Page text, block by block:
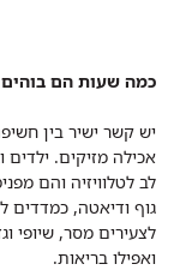
כמה שעות הם בוהים
יש קשר ישיר בין
אכילה מזיקים. ילדים
לב לטלוויזיה והם
גוף ודיאטה, כמדדים
לצעירים מסר, שיופי
ואפילו בריאות.